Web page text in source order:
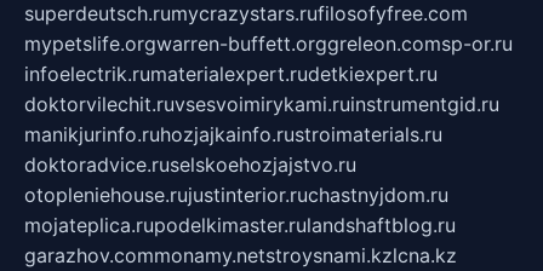
superdeutsch.rumycrazystars.rufilosofyfree.com
mypetslife.orgwarren-buffett.orggreleon.comsp-or.ru
infoelectrik.rumaterialexpert.rudetkiexpert.ru
doktorvilechit.ruvsesvoimirykami.ruinstrumentgid.ru
manikjurinfo.ruhozjajkainfo.rustroimaterials.ru
doktoradvice.ruselskoehozjajstvo.ru
otopleniehouse.rujustinterior.ruchastnyjdom.ru
mojateplica.rupodelkimaster.rulandshaftblog.ru
garazhov.commonamy.netstroysnami.kzlcna.kz